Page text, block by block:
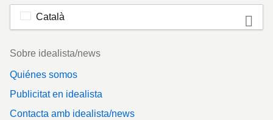
Català
Footer
Sobre idealista/news
Quiénes somos
Publicitat en idealista
Contacta amb idealista/news